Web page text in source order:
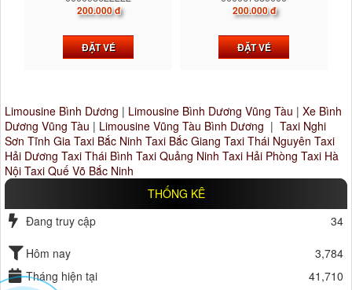
200.000 đ
ĐẶT VÉ
200.000 đ
ĐẶT VÉ
Limousine Bình Dương | Limousine Bình Dương Vũng Tàu | Xe Bình
Dương Vũng Tàu | Limousine Vũng Tàu Bình Dương | Taxi Nghi
Sơn Tĩnh Gia Taxi Bắc Ninh Taxi Bắc Giang Taxi Thái Nguyên Taxi
Hải Dương Taxi Thái Bình Taxi Quảng Ninh Taxi Hải Phòng Taxi Hà
Nội Taxi Quế Võ Bắc Ninh
THỐNG KÊ
Đang truy cập
34
Hôm nay
3,784
Tháng hiện tại
41,710